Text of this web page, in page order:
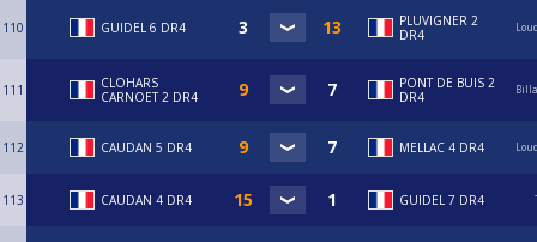
110 GUIDEL 6 DR4
PLUVIGNER 2
DR4
111
CLOHARS
CARNOET 2 DR4
PONT DE BUIS 2
DR4
112 CAUDAN 5 DR4 MELLAC 4 DR4
113 CAUDAN 4 DR4 GUIDEL 7 DR4